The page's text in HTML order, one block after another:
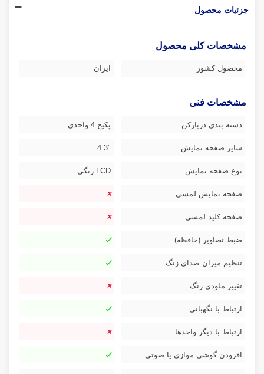
جزئیات محصول
مشخصات کلی محصول
محصول کشور ایران
مشخصات فنی
دسته بندی دربازکن پکیج 4 واحدی
سایز صفحه نمایش "4.3
نوع صفحه نمایش LCD رنگی
صفحه نمایش لمسی
صفحه کلید لمسی
ضبط تصاویر (حافظه)
تنظیم میزان صدای زنگ
تغییر ملودی زنگ
ارتباط با نگهبانی
ارتباط با دیگر واحدها
افزودن گوشی موازی یا صوتی